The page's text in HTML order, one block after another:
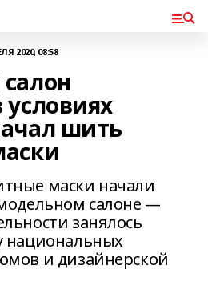
2020, 08:58
шить
маски начали
салоне —
занялось
национальных
и дизайнерской